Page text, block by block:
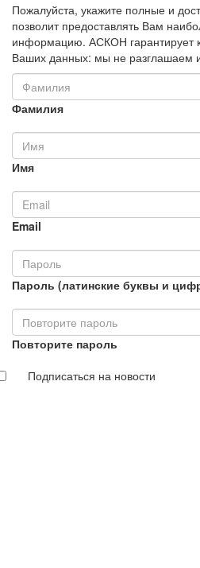
Пожалуйста, укажите полные и
позволит предоставлять Вам
информацию. АСКОН гарантирует
Ваших данных: мы не разглашаем
Фамилия
Имя
Email
Пароль (латинские буквы и
Повторите пароль
Подписаться на новости